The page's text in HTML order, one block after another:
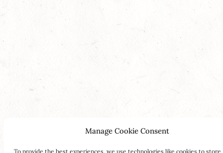
Manage Cookie Consent
To provide the best experiences, we use technologies like cookies to store